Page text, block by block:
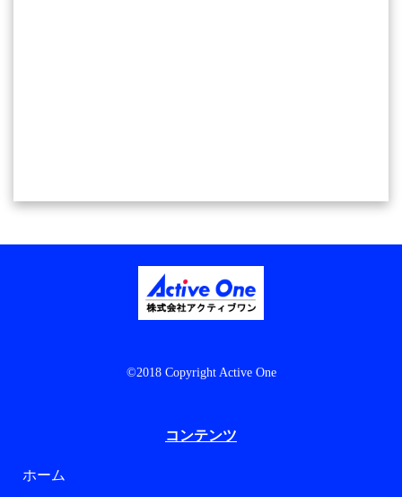
©2018 Copyright Active One
コンテンツ
ホーム